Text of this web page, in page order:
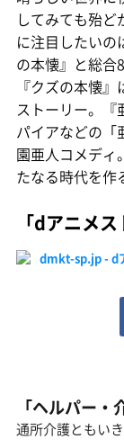
してみても殆
に注目したいの
の本懐』と総合
『クズの本懐
ストーリー。『
パイアなどの「
園亜人コメディ
たなる時代を作
「dアニメ
dmkt-sp.jp - d
「ヘルパー
通所介護ともい